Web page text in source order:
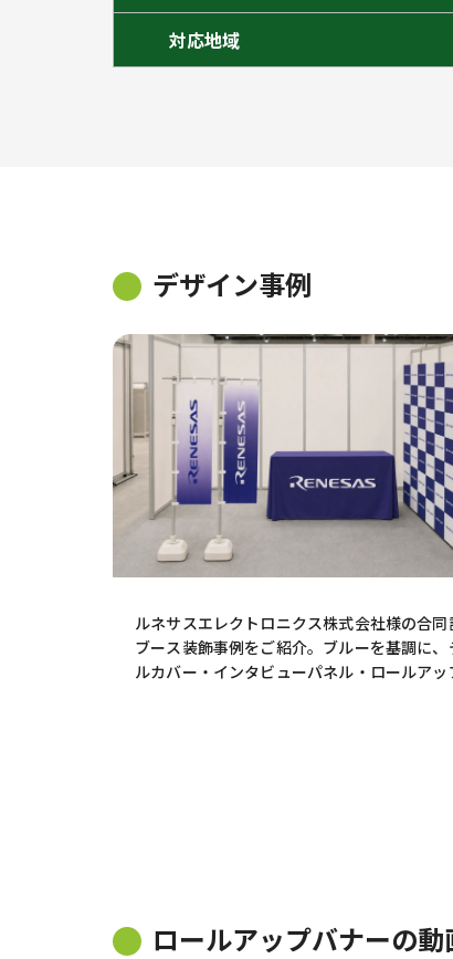
対応地域
デザイン事例
ルネサスエレクトロニクス株式会社様の合同
ブース装飾事例をご紹介。ブルーを基調に、
ルカバー・インタビューパネル・ロールアッ
わる採用ブースデザインに仕上げました。
ロールアップバナーの動